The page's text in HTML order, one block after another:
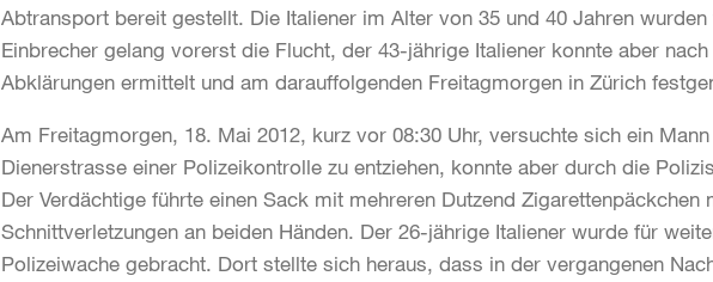
Abtransport bereit gestellt. Die Italiener im Alter von 35 und 40 Jahren
Einbrecher gelang vorerst die Flucht, der 43-jährige Italiener konnte aber
Abklärungen ermittelt und am darauffolgenden Freitagmorgen in Zürich
Am Freitagmorgen, 18. Mai 2012, kurz vor 08:30 Uhr, versuchte sich ein
Dienerstrasse einer Polizeikontrolle zu entziehen, konnte aber durch die
Der Verdächtige führte einen Sack mit mehreren Dutzend Zigarettenpäckchen
Schnittverletzungen an beiden Händen. Der 26-jährige Italiener wurde für
Polizeiwache gebracht. Dort stellte sich heraus, dass in der vergangenen